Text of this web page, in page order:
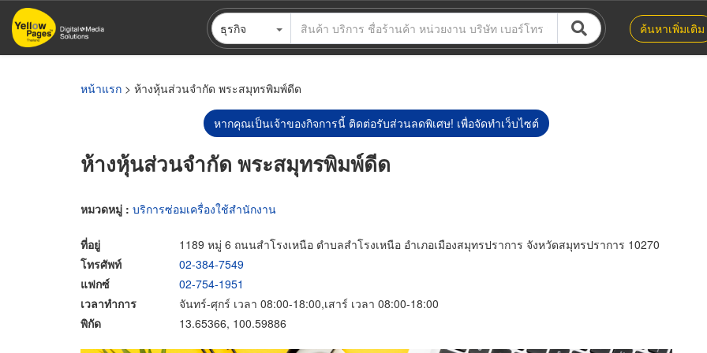
ข้าม
ไป
ธุรกิจ ค้นหาเพิ่มเติม
หน้าแรก > ห้างหุ้นส่วนจำกัด พระสมุทรพิมพ์ดีด
หากคุณเป็นเจ้าของกิจการนี้ ติดต่อรับส่วนลดพิเศษ! เพื่อจัดทำเว็บไซต์
ห้างหุ้นส่วนจำกัด พระสมุทรพิมพ์ดีด
หมวดหมู่ : บริการซ่อมเครื่องใช้สำนักงาน
ที่อยู่
1189 หมู่ 6 ถนนสำโรงเหนือ ตำบลสำโรงเหนือ อำเภอเมืองสมุทรปราการ จังหวัดสมุทรปราการ 10270
โทรศัพท์
02-384-7549
แฟกซ์
02-754-1951
เวลาทำการ
จันทร์-ศุกร์ เวลา 08:00-18:00,เสาร์ เวลา 08:00-18:00
พิกัด
13.65366, 100.59886